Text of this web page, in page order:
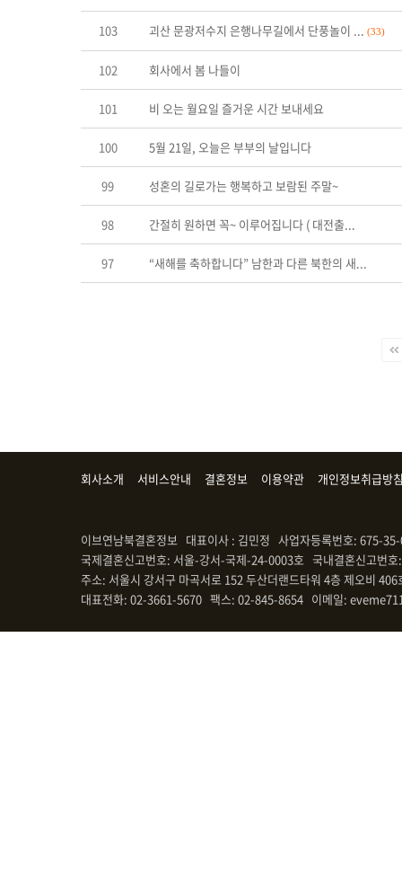
103 괴산 문광저수지 은행나무길에서 단풍놀이 ... (33)
102 회사에서 봄 나들이
101 비 오는 월요일 즐거운 시간 보내세요
100 5월 21일, 오늘은 부부의 날입니다
99 성혼의 길로가는 행복하고 보람된 주말~
98 간절히 원하면 꼭~ 이루어집니다 ( 대전출...
97 “새해를 축하합니다” 남한과 다른 북한의 새...
회사소개 서비스안내 결혼정보 이용약관 개인정보취급방
이브연남북결혼정보 대표이사 : 김민정 사업자등록번호: 675-
국제결혼신고번호: 서울-강서-국제-24-0003호 국내결혼신고번
주소: 서울시 강서구 마곡서로 152 두산더랜드타워 4층 제오비 406
대표전화: 02-3661-5670 팩스: 02-845-8654 이메일: